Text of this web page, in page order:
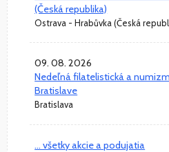
(Česká republika)
Ostrava - Hrabůvka (Česká
09. 08. 2026
Nedeľná filatelistická a
Bratislave
Bratislava
... všetky akcie a podujatia